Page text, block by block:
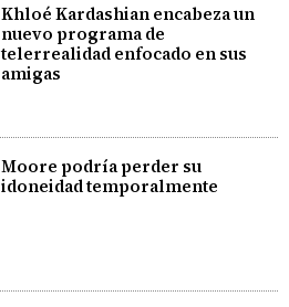
Khloé Kardashian encabeza un
nuevo programa de
telerrealidad enfocado en sus
amigas
Moore podría perder su
idoneidad temporalmente